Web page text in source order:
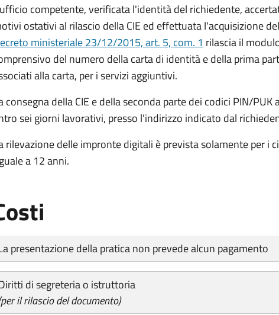
competente, verificata l'identità del richiedente,
ostativi al rilascio della CIE ed effettuata l'acquisizione
ministeriale 23/12/2015, art. 5, com. 1 rilascia il
del numero della carta di identità e della prima
alla carta, per i servizi aggiuntivi.
consegna della CIE e della seconda parte dei codici PIN/PUK
sei giorni lavorativi, presso l'indirizzo indicato dal
rilevazione delle impronte digitali è prevista solamente per i
a 12 anni.
di pagamento
presentazione della pratica non prevede alcun pagamento
di segreteria o istruttoria
il rilascio del documento)